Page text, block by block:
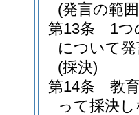
(発言の範
第13条
1つ
について
(採決)
第14条
教
って採決